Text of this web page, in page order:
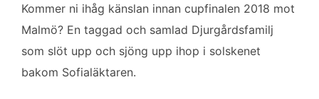
c
e
o
o
i
t
e
r
a
i
n
k
d
I
l
a
Kommer ni ihåg känslan innan cupfinalen 2018 mot
Malmö? En taggad och samlad Djurgårdsfamilj
som slöt upp och sjöng upp ihop i solskenet
bakom Sofialäktaren.